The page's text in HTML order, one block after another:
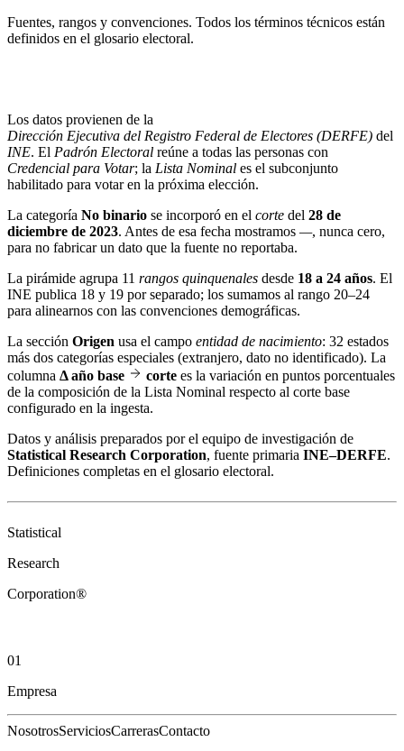
Fuentes, rangos y convenciones. Todos los términos técnicos están
definidos en el glosario electoral.
Los datos provienen de la
Dirección Ejecutiva del Registro Federal de Electores (DERFE) del
INE. El Padrón Electoral reúne a todas las personas con
Credencial para Votar; la Lista Nominal es el subconjunto
habilitado para votar en la próxima elección.
La categoría No binario se incorporó en el corte del 28 de
diciembre de 2023. Antes de esa fecha mostramos —, nunca cero,
para no fabricar un dato que la fuente no reportaba.
La pirámide agrupa 11 rangos quinquenales desde 18 a 24 años. El
INE publica 18 y 19 por separado; los sumamos al rango 20–24
para alinearnos con las convenciones demográficas.
La sección Origen usa el campo entidad de nacimiento: 32 estados
más dos categorías especiales (extranjero, dato no identificado). La
columna Δ año base corte es la variación en puntos porcentuales
de la composición de la Lista Nominal respecto al corte base
configurado en la ingesta.
Datos y análisis preparados por el equipo de investigación de
Statistical Research Corporation, fuente primaria INE–DERFE.
Definiciones completas en el glosario electoral.
Statistical
Research
Corporation®
01
Empresa
NosotrosServiciosCarrerasContacto